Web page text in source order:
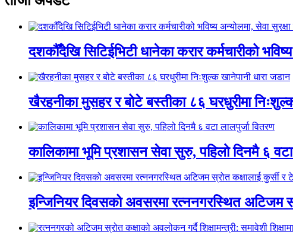
दशकौँदेखि सिटिईभिटी धानेका करार कर्मचारीको
खैरहनीका मुसहर र बोटे बस्तीका ८६ घरधुरीमा
कालिकामा भूमि प्रशासन सेवा सुरु, पहिलो दिनमै ६
इन्जिनियर दिवसको अवसरमा रत्ननगरस्थित अटिजम